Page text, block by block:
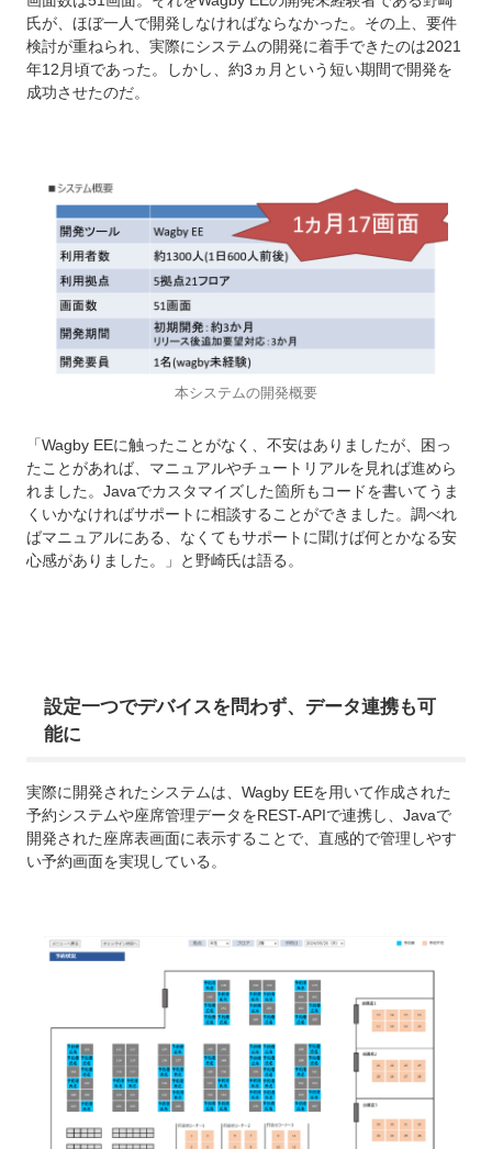
氏が、ほぼ一人で開発しなければならなかった。その上、要件
検討が重ねられ、実際にシステムの開発に着手できたのは2021
年12月頃であった。しかし、約3ヵ月という短い期間で開発を
成功させたのだ。
本システムの開発概要
「Wagby EEに触ったことがなく、不安はありましたが、困っ
たことがあれば、マニュアルやチュートリアルを見れば進めら
れました。Javaでカスタマイズした箇所もコードを書いてうま
くいかなければサポートに相談することができました。調べれ
ばマニュアルにある、なくてもサポートに聞けば何とかなる安
心感がありました。」と野崎氏は語る。
設定一つでデバイスを問わず、データ連携も可
能に
実際に開発されたシステムは、Wagby EEを用いて作成された
予約システムや座席管理データをREST-APIで連携し、Javaで
開発された座席表画面に表示することで、直感的で管理しやす
い予約画面を実現している。